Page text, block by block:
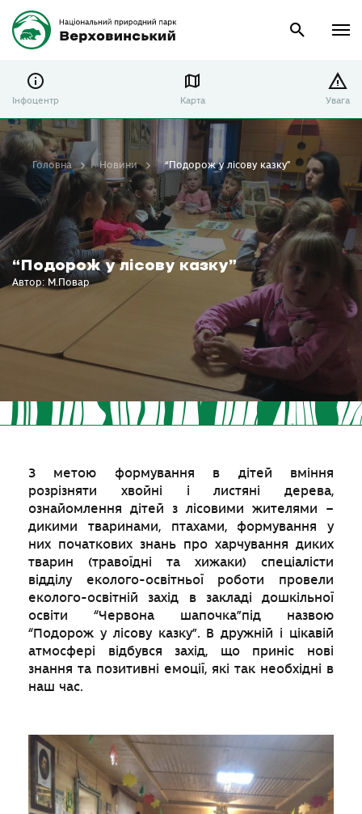
Інфоцентр Карта Увага
“Подорож у лісову казку”
Автор: М.Повар
Головна Новини “Подорож у лісову казку”
З метою формування в дітей вміння
розрізняти хвойні і листяні дерева,
ознайомлення дітей з лісовими жителями –
дикими тваринами, птахами, формування у
них початкових знань про харчування диких
тварин (травоїдні та хижаки) спеціалісти
відділу еколого-освітньої роботи провели
еколого-освітній захід в закладі дошкільної
освіти “Червона шапочка”під назвою
“Подорож у лісову казку”. В дружній і цікавій
атмосфері відбувся захід, що приніс нові
знання та позитивні емоції, які так необхідні в
наш час.